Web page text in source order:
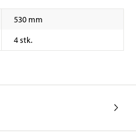
530 mm
4 stk.